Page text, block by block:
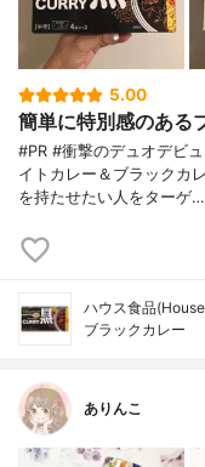
5.00
簡単に特別感のある
#PR #衝撃のデュオデビ
イトカレー＆ブラックカ
を持たせたい人をターゲ…
ハウス食品
ブラックカレー
ありんこ